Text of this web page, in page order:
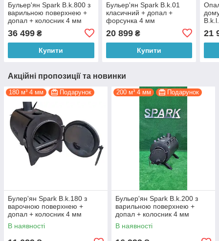
Бульер'ян Spark B.k.800 з
варильною поверхнею +
допал + колосник 4 мм
36 499 ₴
Купити
Бульер'ян Spark B.k.01
класичний + допал +
форсунка 4 мм
20 899₴
Купити
21
Акційні пропозиції та новинки
180 м³ 4 мм Подарунок
Булер'ян Spark B.k.180 з
варочною поверхнею +
допал + колосник 4 мм
В наявності
200 м³ 4 мм Подарунок
Бульер'ян Spark B.k.200 з
варильною поверхнею +
допал + колосник 4 мм
В наявності